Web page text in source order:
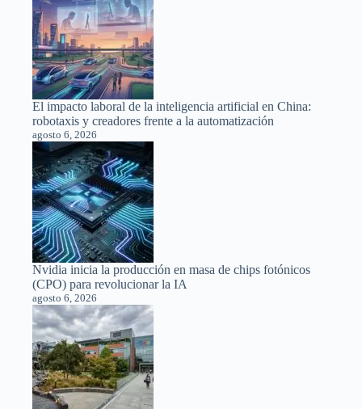
El impacto laboral de la inteligencia artificial en China:
robotaxis y creadores frente a la automatización
agosto 6, 2026
Nvidia inicia la producción en masa de chips fotónicos
(CPO) para revolucionar la IA
agosto 6, 2026